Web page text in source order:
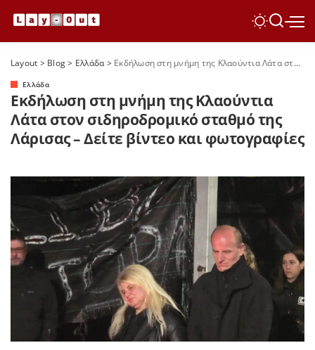
Layout > Blog> Ελλάδα> Εκδήλωση στη μνήμη της Κλαούντια Λάτα στον σιδηροδρομικό σταθμό της Λάρισας – Δείτε βίντεο και φωτογραφίες
Ελλάδα
Εκδήλωση στη μνήμη της Κλαούντια
Λάτα στον σιδηροδρομικό σταθμό της
Λάρισας – Δείτε βίντεο και φωτογραφίες